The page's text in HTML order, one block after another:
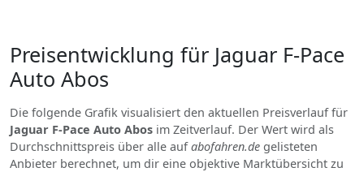
Preisentwicklung für Jaguar F-Pace
Auto Abos
Die folgende Grafik visualisiert den aktuellen Preisverlauf für
Jaguar F-Pace Auto Abos im Zeitverlauf. Der Wert wird als
Durchschnittspreis über alle aufabofahren.de gelisteten
Anbieter berechnet, um dir eine objektive Marktübersicht zu